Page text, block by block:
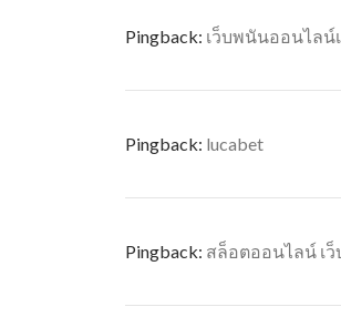
Pingback: เว็บพนันออนไลน์
Pingback: lucabet
Pingback: สล็อตออนไลน์ เว็